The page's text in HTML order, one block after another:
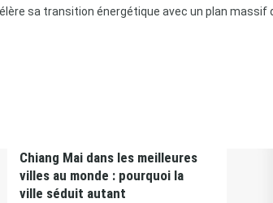
sa transition énergétique avec un plan massif
Chiang Mai dans les meilleures
villes au monde : pourquoi la
ville séduit autant